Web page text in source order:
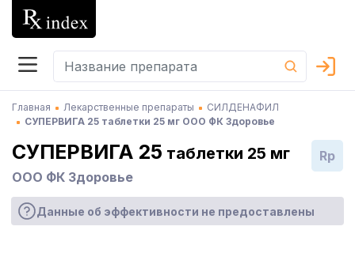
Главная Лекарственные препараты
СИЛДЕНАФИЛ
СУПЕРВИГА 25 таблетки 25 мг ООО ФК Здоровье
СУПЕРВИГА 25 таблетки 25 мг
ООО ФК Здоровье
Rp
Данные об эффективности не предоставлены